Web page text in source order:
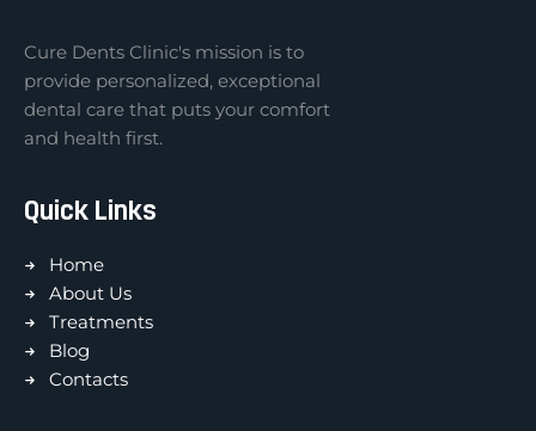
Cure Dents Clinic's mission is to
provide personalized, exceptional
dental care that puts your comfort
and health first.
Quick Links
Home
About Us
Treatments
Blog
Contacts